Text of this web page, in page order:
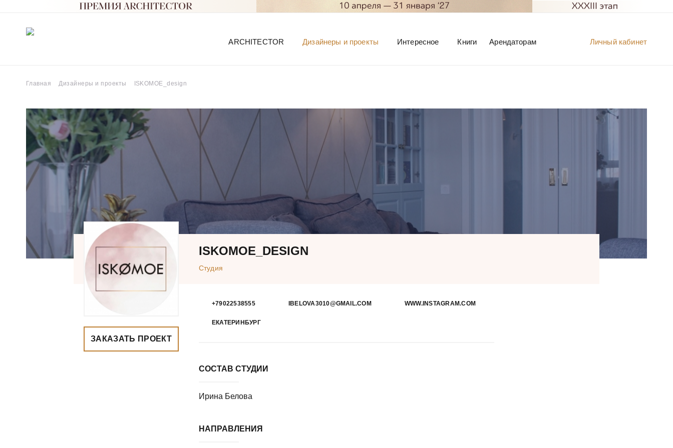
Личный кабинет
ARCHITECTOR Дизайнеры и проекты Интересное Книги Арендаторам
Главная Дизайнеры и проекты ISKOMOE_design
ISKOMOE_DESIGN
Студия
ЗАКАЗАТЬ ПРОЕКТ
+79022538555 IBELOVA3010@GMAIL.COM WWW.INSTAGRAM.COM
ЕКАТЕРИНБУРГ
СОСТАВ СТУДИИ
Ирина Белова
НАПРАВЛЕНИЯ